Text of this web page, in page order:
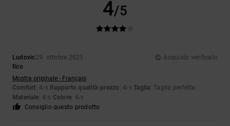
4/5
Ludovic29. ottobre 2025
Acquisto verificato
fico
Mostra originale - Français
Comfort: 4/5 Rapporto qualità-prezzo : 4/5 Taglia: Taglia perfetta
Materiale: 4/5 Colore: 4/5
Consiglio questo prodotto